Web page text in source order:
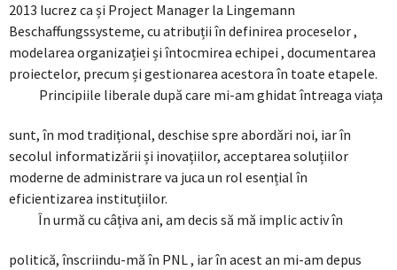
2013 lucrez ca și Project Manager la Lingemann
Beschaffungssysteme, cu atribuții în definirea proceselor ,
modelarea organizației și întocmirea echipei , documentarea
proiectelor, precum și gestionarea acestora în toate etapele.
Principiile liberale după care mi-am ghidat întreaga viața
sunt, în mod tradițional, deschise spre abordări noi, iar în
secolul informatizării și inovațiilor, acceptarea soluțiilor
moderne de administrare va juca un rol esențial în
eficientizarea instituțiilor.
În urmă cu câțiva ani, am decis să mă implic activ în
politică, înscriindu-mă în PNL , iar în acest an mi-am depus